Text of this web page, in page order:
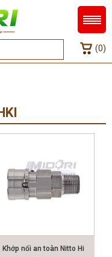
(0)
Khớp nối an toàn Nitto Hi